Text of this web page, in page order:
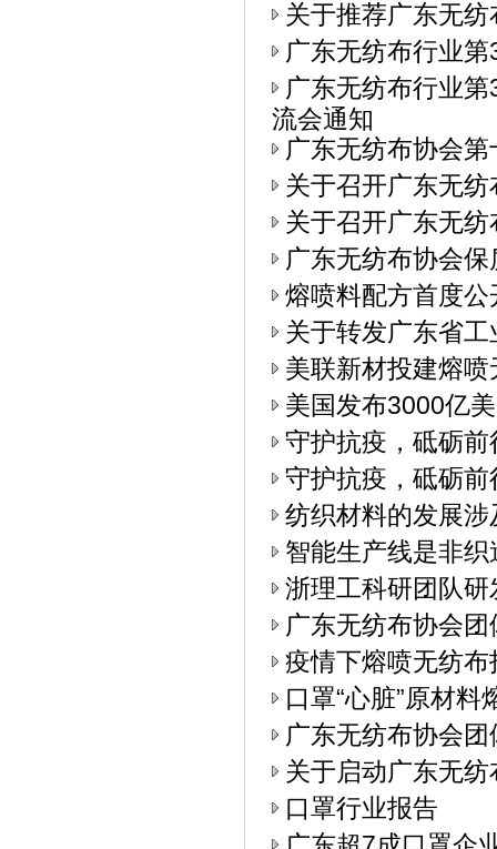
关于推荐广东无
广东无纺布行业
广东无纺布行业
流会通知
广东无纺布协会
关于召开广东无
关于召开广东无
广东无纺布协会
熔喷料配方首度
关于转发广东省
美联新材投建熔喷
美国发布3000亿
守护抗疫，砥砺
守护抗疫，砥砺
纺织材料的发展
智能生产线是非
浙理工科研团队
广东无纺布协会
疫情下熔喷无纺
口罩“心脏”原材料
广东无纺布协会
关于启动广东无
口罩行业报告